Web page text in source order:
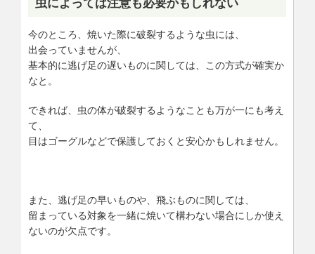
虫によっては注意も必要かもしれない
今のところ、焼いた際に破裂するような虫には、
出会っていませんが、
基本的に逃げ足の遅いものに関しては、この方式が確実か
なと。
できれば、虫の体が破裂するようなことも万が一にも考え
て、
目はゴーグルなどで保護しておくと安心かもしれません。
また、逃げ足の早いものや、飛ぶものに関しては、
留まっている対象を一緒に焼いて構わない場合にしか使え
ないのが欠点です。